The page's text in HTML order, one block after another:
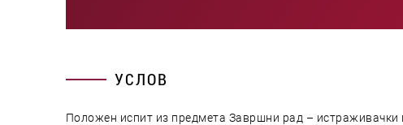
УСЛОВ
Положен испит из предмета Завршни рад – истраживачки